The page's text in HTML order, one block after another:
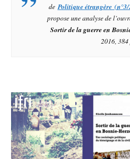
dePolitique étrangère
propose une analyse de
Sortir de la guerre en
2016, 384